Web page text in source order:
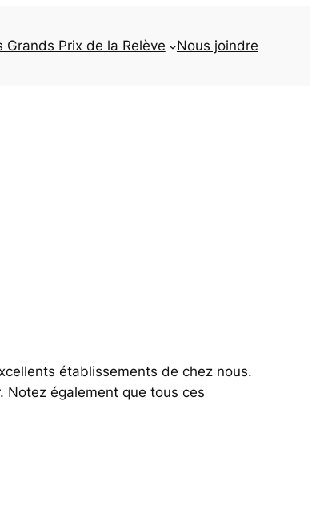
Grands Prix de la Relève Nous joindre
établissements de chez nous.
Notez également que tous ces